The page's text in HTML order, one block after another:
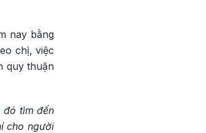
nay bằng
chị, việc
quy thuận
đó tìm đến
cho người